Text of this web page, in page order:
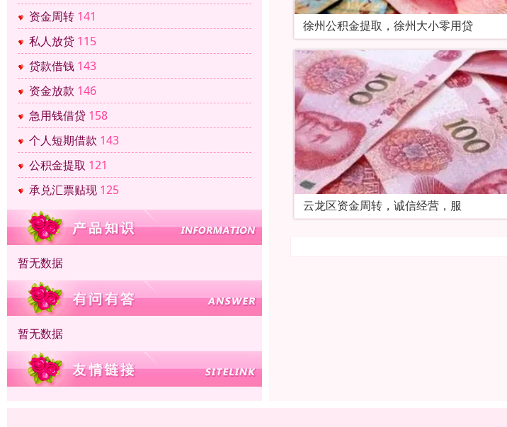
资金周转 141
私人放贷 115
贷款借钱 143
资金放款 146
急用钱借贷 158
个人短期借款 143
公积金提取 121
承兑汇票贴现 125
暂无数据
暂无数据
徐州公积金提取，徐州大小零用贷
云龙区‌‌资金周转，诚信经营，服